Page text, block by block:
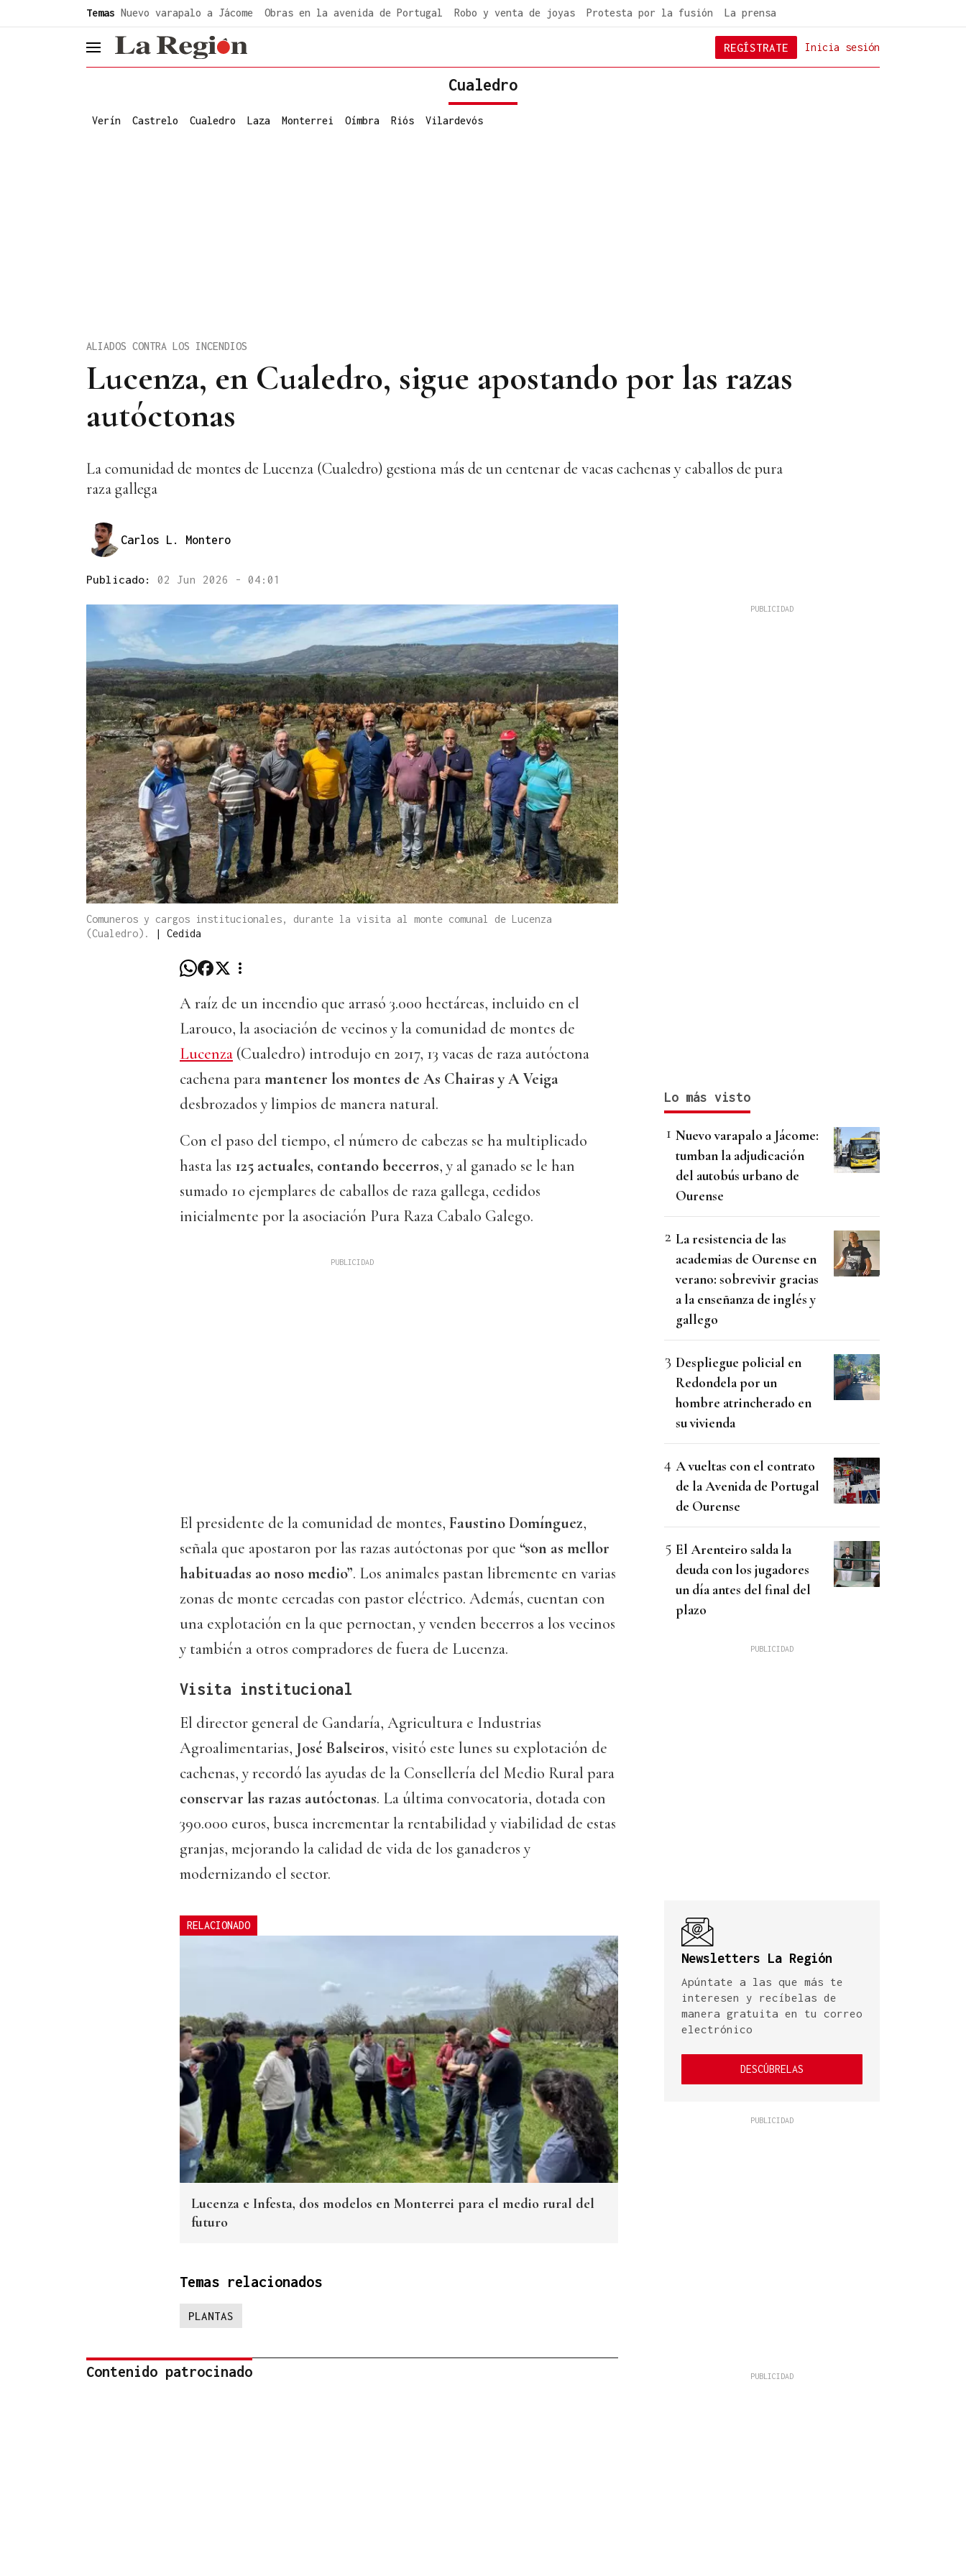
Temas Nuevo varapalo a Jácome Obras en la avenida de Portugal Robo y venta de joyas Protesta por la fusión La prensa
header.menu.open Inicia sesión
REGÍSTRATE
Cualedro
Verín Castrelo Cualedro Laza Monterrei Oímbra Riós Vilardevós
Lucenza, en Cualedro, sigue apostando por las razas
autóctonas
ALIADOS CONTRA LOS INCENDIOS
La comunidad de montes de Lucenza (Cualedro) gestiona más de un centenar de vacas cachenas y caballos de pura
raza gallega
Carlos L. Montero
Publicado: 02 Jun 2026 - 04:01
Comuneros y cargos institucionales, durante la visita al monte comunal de Lucenza
(Cualedro).
| Cedida
A raíz de un incendio que arrasó 3.000 hectáreas, incluido en el
Larouco, la asociación de vecinos y la comunidad de montes de
Lucenza (Cualedro) introdujo en 2017, 13 vacas de raza autóctona
cachena paramantener los montes de As Chairas y A Veiga
desbrozados y limpios de manera natural.
Con el paso del tiempo, el número de cabezas se ha multiplicado
hasta las 125 actuales, contando becerros, y al ganado se le han
sumado 10 ejemplares de caballos de raza gallega, cedidos
inicialmente por la asociación Pura Raza Cabalo Galego.
El presidente de la comunidad de montes, Faustino Domínguez,
señala que apostaron por las razas autóctonas por que “son as mellor
habituadas ao noso medio”. Los animales pastan libremente en varias
zonas de monte cercadas con pastor eléctrico. Además, cuentan con
una explotación en la que pernoctan, y venden becerros a los vecinos
y también a otros compradores de fuera de Lucenza.
Visita institucional
El director general de Gandaría, Agricultura e Industrias
Agroalimentarias, José Balseiros, visitó este lunes su explotación de
cachenas, y recordó las ayudas de la Consellería del Medio Rural para
conservar las razas autóctonas. La última convocatoria, dotada con
390.000 euros, busca incrementar la rentabilidad y viabilidad de estas
granjas, mejorando la calidad de vida de los ganaderos y
modernizando el sector.
RELACIONADO
Lucenza e Infesta, dos modelos en Monterrei para el medio rural del
futuro
Temas relacionados
PLANTAS
Contenido patrocinado
Lo más visto
Nuevo varapalo a Jácome:
tumban la adjudicación
del autobús urbano de
Ourense
La resistencia de las
academias de Ourense en
verano: sobrevivir gracias
a la enseñanza de inglés y
gallego
Despliegue policial en
Redondela por un
hombre atrincherado en
su vivienda
A vueltas con el contrato
de la Avenida de Portugal
de Ourense
El Arenteiro salda la
deuda con los jugadores
un día antes del final del
plazo
Newsletters La Región
Apúntate a las que más te
interesen y recíbelas de
manera gratuita en tu correo
electrónico
DESCÚBRELAS